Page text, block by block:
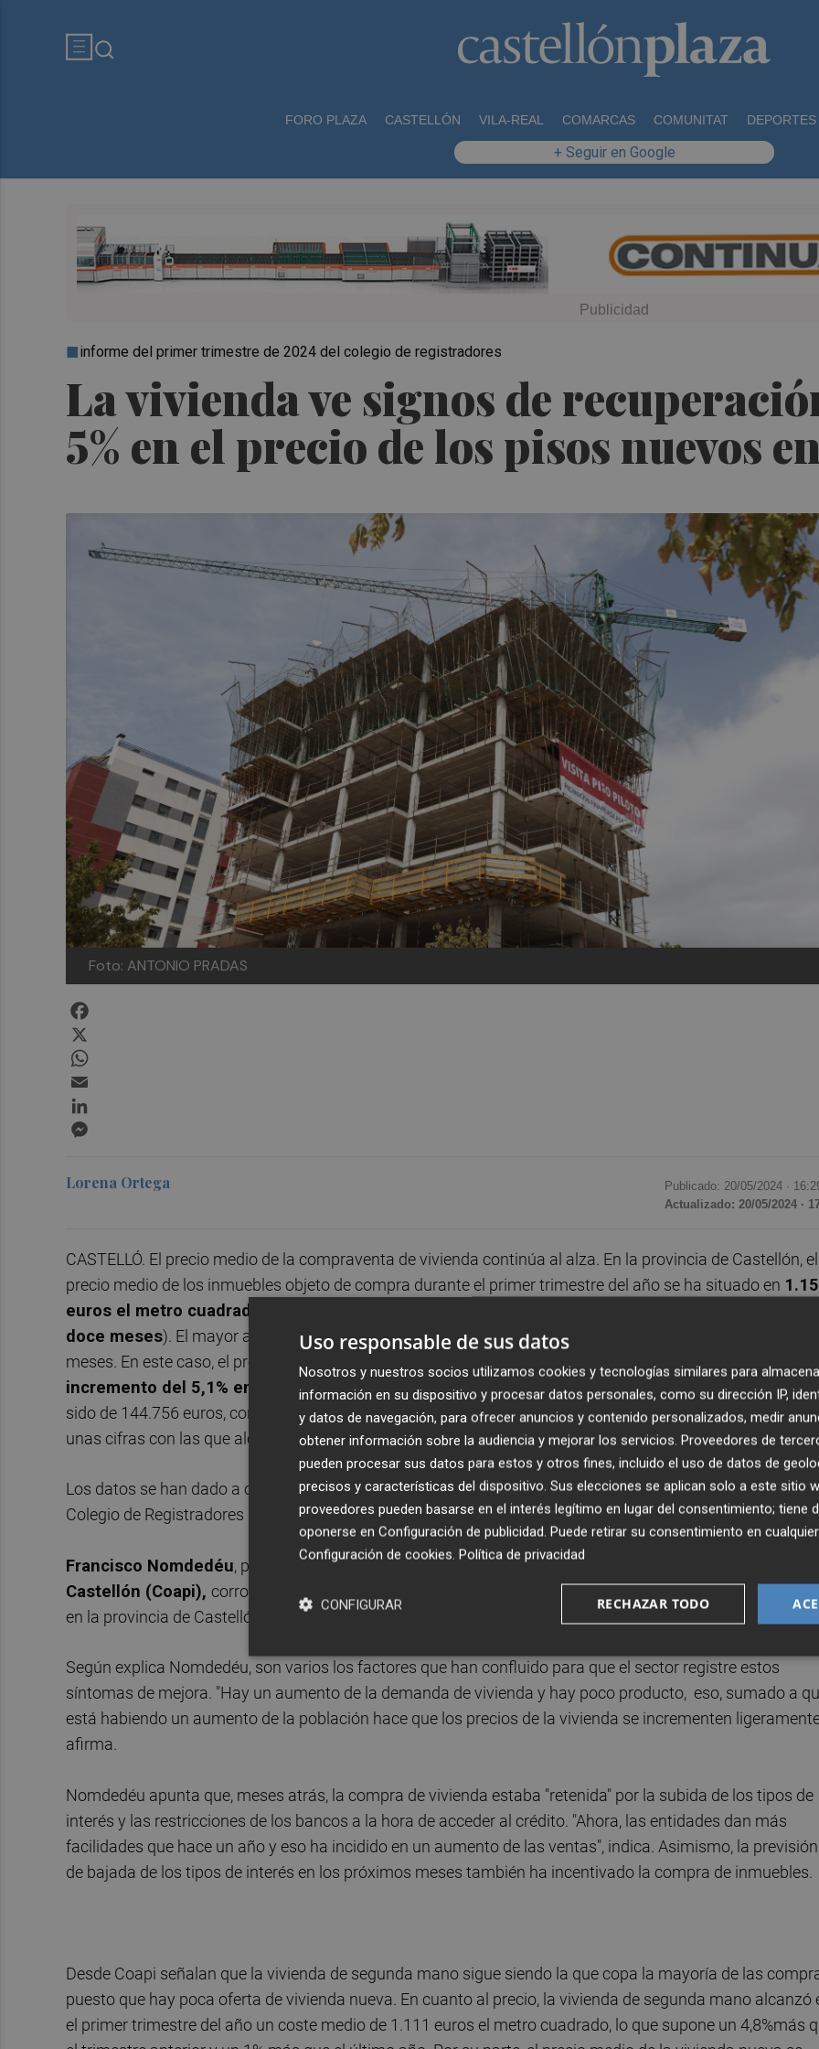
FORO PLAZA CASTELLÓN VILA-REAL COMARCAS COMUNITAT DEPORTES
+ Seguir en Google
La vivienda ve signos de
5% en el precio de los pisos nuevos
informe del primer trimestre de 2024 del colegio de registradores
Foto: ANTONIO PRADAS
Lorena Ortega Publicado: 20/05/2024 ·
Actualizado: 20/05/2024 ·
CASTELLÓ. El precio medio de la compraventa de vivienda continúa al alza. En la provincia de Castellón, el
precio medio de los inmuebles objeto de compra durante el primer trimestre del año se ha situado en
euros el metro cuadrado
doce meses). El mayor aumento se ha registrado en la compra de vivienda nueva durante los últimos
meses. En este caso, el precio medio se ha situado en
1.328 euros el metro cuadrado,lo que supone un
incremento del 5,1% en un año. En la Comunitat Valenciana, el importe medio de la vivienda adquirida
sido de 144.756 euros, con un incremento trimestral del 1,63 por ciento y un ascenso interanual del 3,84%,
unas cifras con las que alcanza los niveles del año 2010.
Los datos se han dado a conocer este lunes con la publicación de la Estadística Registral Inmobiliaria del
Colegio de Registradores que analiza el sector durante el primer trimestre del año.
Francisco Nomdedéu, presidente del Colegio Oficial de Agentes de la Propiedad Inmobiliaria de
Castellón (Coapi), corrobora que en el sector se están percibiendo "signos de recuperación" y que
en la provincia de Castellón se ha constatado el "ligero aumento de los precios" de la vivienda.
Según explica Nomdedéu, son varios los factores que han confluido para que el sector registre estos
síntomas de mejora. "Hay un aumento de la demanda de vivienda y hay poco producto, eso, sumado a
está habiendo un aumento de la población hace que los precios de la vivienda se incrementen
afirma.
Nomdedéu apunta que, meses atrás, la compra de vivienda estaba "retenida" por la subida de los tipos de
interés y las restricciones de los bancos a la hora de acceder al crédito. "Ahora, las entidades dan más
facilidades que hace un año y eso ha incidido en un aumento de las ventas", indica. Asimismo, la previsión
de bajada de los tipos de interés en los próximos meses también ha incentivado la compra de inmuebles.
Desde Coapi señalan que la vivienda de segunda mano sigue siendo la que copa la mayoría de las
puesto que hay poca oferta de vivienda nueva. En cuanto al precio, la vivienda de segunda mano alcanzó
el primer trimestre del año un coste medio de 1.111 euros el metro cuadrado, lo que supone un 4,8%más
Uso responsable de sus datos
Nosotros y nuestros socios utilizamos cookies y tecnologías similares para
información en su dispositivo y procesar datos personales, como su dirección IP,
y datos de navegación, para ofrecer anuncios y contenido personalizados, medir
obtener información sobre la audiencia y mejorar los servicios. Proveedores de
pueden procesar sus datos para estos y otros fines, incluido el uso de datos de
precisos y características del dispositivo. Sus elecciones se aplican solo a este sitio
proveedores pueden basarse en el interés legítimo en lugar del consentimiento; tiene
oponerse en Configuración de publicidad. Puede retirar su consentimiento en
Configuración de cookies. Política de privacidad
RECHAZAR TODO
CONFIGURAR